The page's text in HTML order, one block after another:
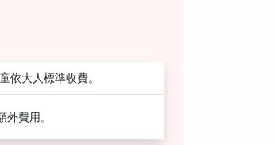
依大人標準收費。
外費用。